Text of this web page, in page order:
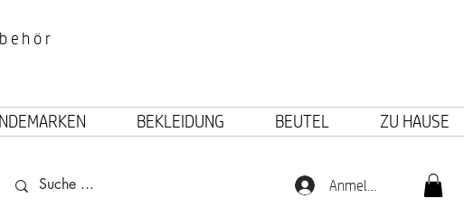
BEKLEIDUNG BEUTEL ZU HAUSE
Anmelden